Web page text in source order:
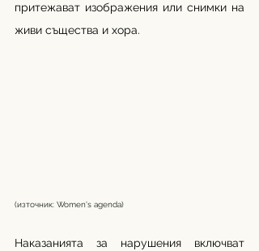
притежават изображения или снимки на
живи същества и хора.
(източник: Women's agenda)
Наказанията за нарушения включват